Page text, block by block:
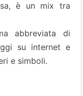
è un mix tra
abbreviata di
su internet e
e simboli.